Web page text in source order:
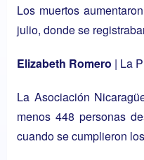
Los muertos
julio, donde se
Elizabeth Romero | La
La Asociación
menos 448 personas
cuando se cumplieron